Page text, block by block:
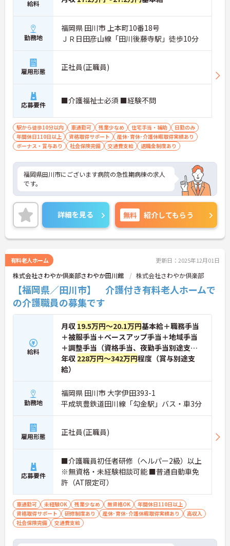
給料
勤務地
福岡県 田川市 上本町10番18号
ＪＲ日田彦山線「田川後藤寺駅」徒歩10分
雇用形態 正社員(正職員)
応募要件 ■介護福祉士必須 ■経験不問
駅から徒歩10分以内 車通勤可 残業少なめ 住宅手当・補助
日勤のみ
年間休日110日以上
資格取得サポート
産休･育休･介護休暇取得実績あり
ボーナス・賞与あり
社会保険完備 交通費支給 退職金制度あり
福岡県田川市にございます病院の急性期病棟の求人
です。
詳細を見る 無料 紹介してもらう
有料老人ホーム 更新日：2025年12月01日
株式会社さわやか倶楽部さわやか田川館 株式会社さわやか倶楽部
【福岡県／田川市】 介護付き有料老人ホームで
の介護職員の募集です
給料
月収 19.5万円～20.1万円基本給＋職務手当
＋被服手当＋ベースアップ手当＋地域手当
＋調整手当（資格手当、夜勤手当別途支
給）
年収 228万円～342万円程度（賞与別途支
給）
勤務地
福岡県 田川市 大字伊田393-1
平成筑豊鉄道田川線「勾金駅」バス・車3分
雇用形態 正社員(正職員)
応募要件
■介護職員初任者研修（ヘルパー2級）以上
※無資格・未経験相談可能 ■普通自動車免
許（AT限定可）
車通勤可 未経験OK 残業少なめ 無資格OK
年間休日110日以上
資格取得サポート
研修制度あり 産休･育休･介護休暇取得実績あり
高収入
社会保険完備
交通費支給